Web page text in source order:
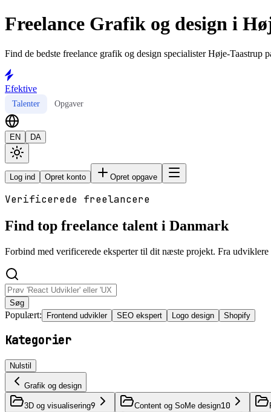
Freelance Grafik og design i
Find de bedste freelance grafik og design specialister Høje-
Efektive
Talenter Opgaver
EN DA
Log ind Opret konto Opret opgave
Verificerede freelancere
Find top freelance talent i Danmark
Forbind med verificerede eksperter til dit næste projekt. Fra
Søg
Populært: Frontend udvikler SEO ekspert Logo design Shopify
Kategorier
Nulstil
Grafik og design
3D og visualisering9 Content og SoMe design10